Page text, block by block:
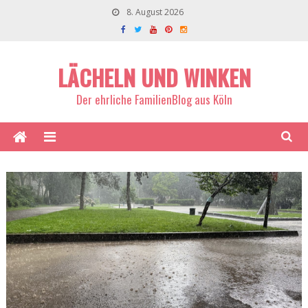
8. August 2026
LÄCHELN UND WINKEN
Der ehrliche FamilienBlog aus Köln